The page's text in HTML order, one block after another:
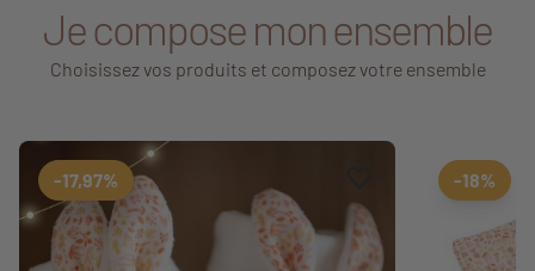
Je compose mon ensemble
Choisissez vos produits et composez votre ensemble
Ajouter aux favoris
Supprimer des
-17,97% -18%